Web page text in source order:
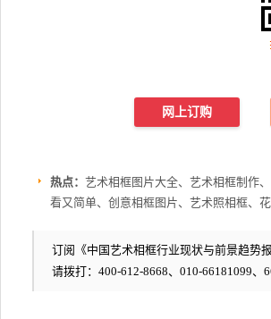
网上订购
热点： 艺术相框图片大全、艺术相框制作
看又简单、创意相框图片、艺术照相框、
订阅《中国艺术相框行业现状与前景趋势
请拨打：400-612-8668、010-66181099